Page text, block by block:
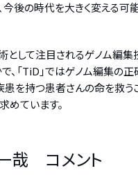
後の時代を大きく変える
して注目されるゲノム編集
、「TiD」ではゲノム編集の
を持つ患者さんの命を救う
ています。
哉 コメント